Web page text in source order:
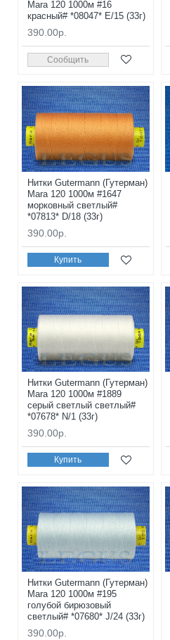
Mara 120 1000м #16
красный# *08047* E/15 (33г)
390.00р.
Сообщить
Нитки Gutermann (Гутерман)
Mara 120 1000м #1647
морковный светлый#
*07813* D/18 (33г)
390.00р.
Купить
Нитки Gutermann (Гутерман)
Mara 120 1000м #1889
серый светлый светлый#
*07678* N/1 (33г)
390.00р.
Купить
Нитки Gutermann (Гутерман)
Mara 120 1000м #195
голубой бирюзовый
светлый# *07680* J/24 (33г)
390.00р.